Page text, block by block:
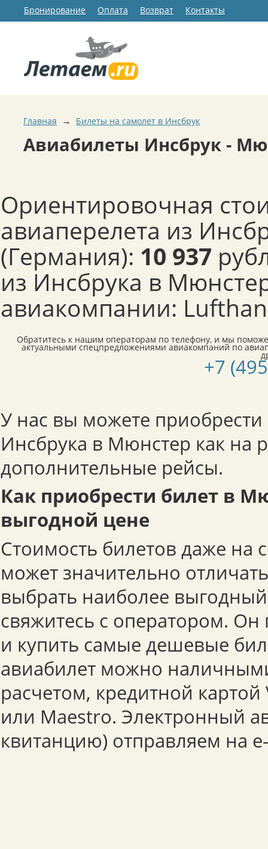
Бронирование Оплата Возврат Контакты
Главная → Билеты на самолет в Инсбрук
Авиабилеты Инсбрук -
Ориентировочная
авиаперелета из
(Германия): 10 937
из Инсбрука в
авиакомпании:
Обратитесь к нашим операторам по телефону, и мы
актуальными спецпредложениями авиакомпаний по
+7
У нас вы можете
Инсбрука в Мюнстер как на
дополнительные рейсы.
Как приобрести билет в
выгодной цене
Стоимость билетов даже на
может значительно
выбрать наиболее
свяжитесь с оператором.
и купить самые дешевые
авиабилет можно
расчетом, кредитной
или Maestro. Электронный
квитанцию) отправляем на